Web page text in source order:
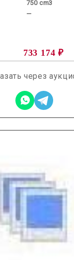
750 cm3
—
733 174 ₽
через